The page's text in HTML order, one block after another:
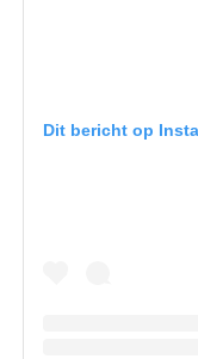
Dit bericht op